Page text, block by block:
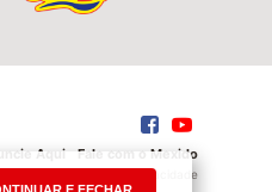
Aqui Fale com o Mexido
Portal da Privacidade